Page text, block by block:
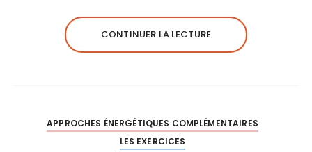
CONTINUER LA LECTURE
APPROCHES ÉNERGÉTIQUES COMPLÉMENTAIRES
LES EXERCICES